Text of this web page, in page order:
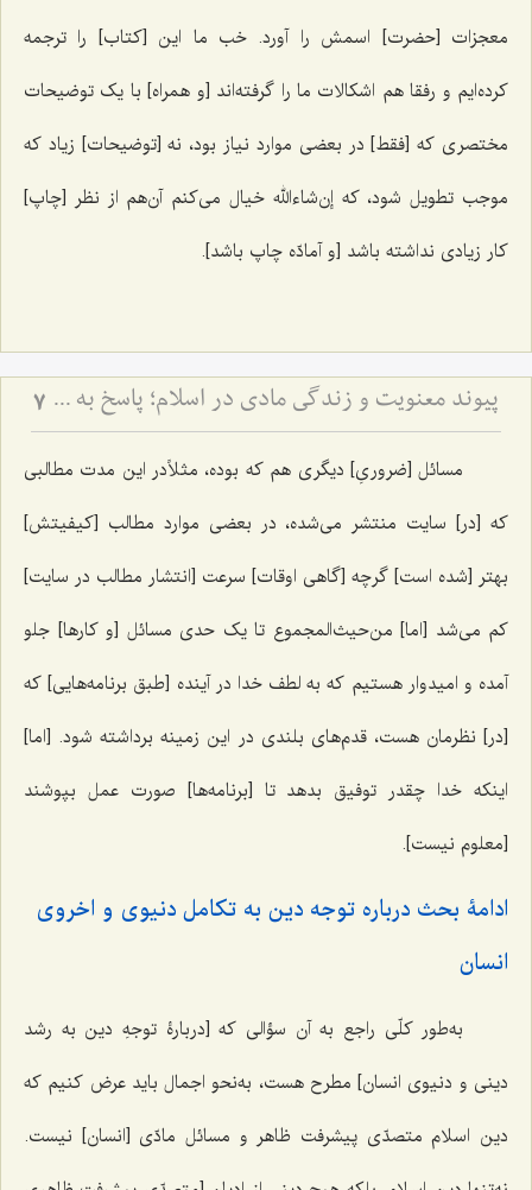
معجزات [حضرت] اسمش را آورد. خب ما این [کتاب] را ترجمه
کرده‌ایم و رفقا هم اشکالات ما را گرفته‌اند [و همراه] با یک توضیحات
مختصری که [فقط] در بعضی موارد نیاز بود، نه [توضیحات] زیاد که
موجب تطویل شود، که إن‌شاءالله خیال می‌کنم آن‌هم از نظر [چاپ]
کار زیادی نداشته باشد [و آمادّه چاپ باشد].
پیوند معنویت و زندگی مادی در اسلام؛ پاسخ به یک شبهه اساسی - تبیین جامعیت اسلام در تأمین رشد معنوی و مادی انسان و بررسی نقش جسم، تغذیه و شرایط ظاهری در تعالی روح 7
مسائل [ضروریِ] ‌دیگری هم که بوده، مثلاًدر این مدت مطالبی
که [در] سایت منتشر می‌شده، در بعضی موارد مطالب [کیفیتش]
بهتر [شده است] گرچه [گاهی اوقات] سرعت [انتشار مطالب در سایت]
کم می‌شد [اما] من‌حیث‌المجموع تا یک حدی مسائل [و کارها] جلو
آمده و امیدوار هستیم که به لطف خدا در آینده [طبق برنامه‌هایی] که
[در] نظرمان هست، قدم‌های بلندی در این زمینه برداشته شود. [اما]
اینکه خدا چقدر توفیق بدهد تا [برنامه‌ها] صورت عمل بپوشند
[معلوم نیست].
ادامۀ بحث درباره توجه دین به تکامل دنیوی و اخروی
انسان
به‌طور کلّی راجع به آن سؤالی که [دربارۀ توجهِ دین به رشد
دینی و دنیوی انسان] مطرح هست، به‌نحو اجمال باید عرض کنیم که
دین اسلام متصدّی پیشرفت ظاهر و مسائل مادّی [انسان] نیست.